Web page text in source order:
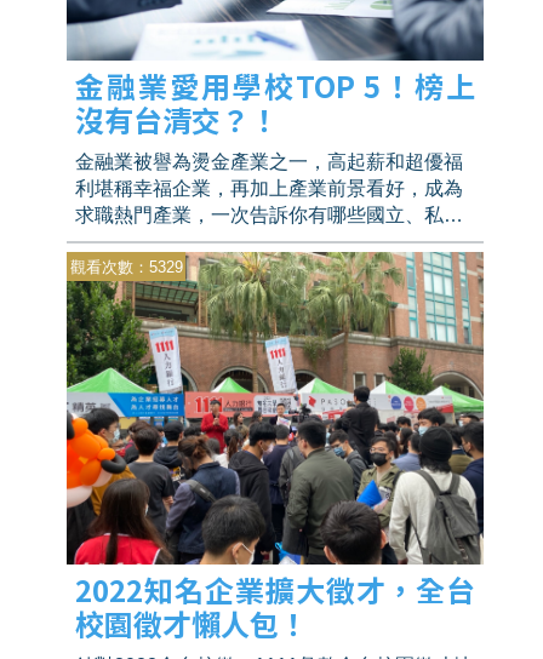
金融業愛用學校TOP 5！榜上
沒有台清交？！
金融業被譽為燙金產業之一，高起薪和超優福
利堪稱幸福企業，再加上產業前景看好，成為
求職熱門產業，一次告訴你有哪些國立、私立
大學與科大成為金融業面試邀約常勝軍！
觀看次數：5329
2022知名企業擴大徵才，全台
校園徵才懶人包！